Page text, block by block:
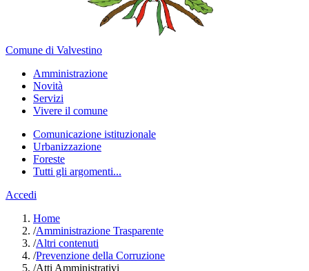
Comune di Valvestino
Amministrazione
Novità
Servizi
Vivere il comune
Comunicazione istituzionale
Urbanizzazione
Foreste
Tutti gli argomenti...
Accedi
Home
/Amministrazione Trasparente
/Altri contenuti
/Prevenzione della Corruzione
/Atti Amministrativi